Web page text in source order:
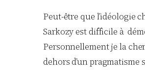
Peut-être que l’idéologie
Sarkozy est difficile à
Personnellement je la
dehors d’un pragmatisme